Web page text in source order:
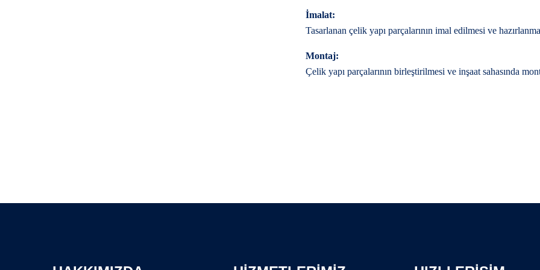
İmalat:
Tasarlanan çelik yapı parçalarının imal edilmesi ve
Montaj:
Çelik yapı parçalarının birleştirilmesi ve inşaat sahasında